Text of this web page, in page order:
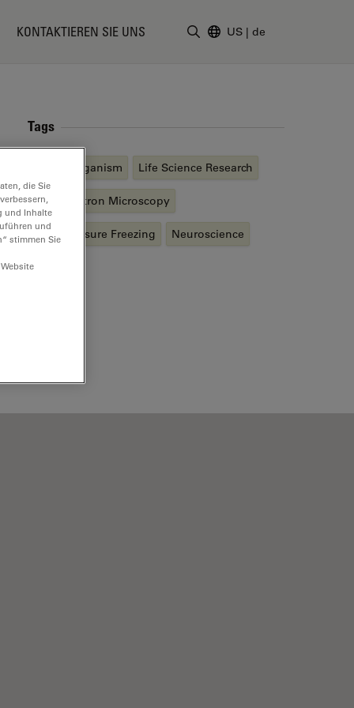
KONTAKTIEREN SIE UNS US | de
Tags
Model Organism Life Science Research
Cryo Electron Microscopy
High Pressure Freezing Neuroscience
die Sie
und Inhalte
und
stimmen Sie